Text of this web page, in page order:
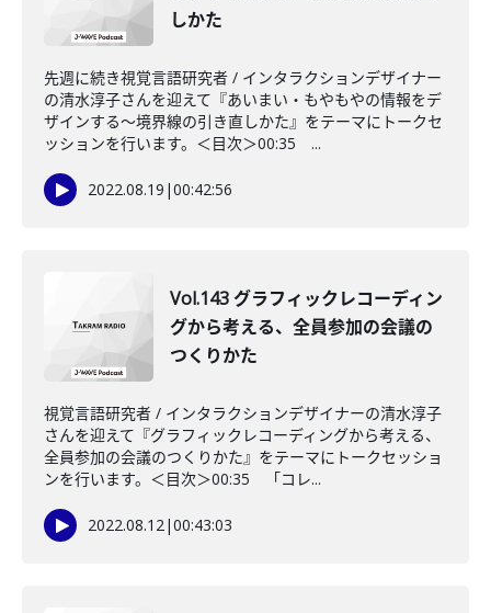
しかた
先週に続き視覚言語研究者 / インタラクションデザイナー
の清水淳子さんを迎えて『あいまい・もやもやの情報をデ
ザインする～境界線の引き直しかた』をテーマにトークセ
ッションを行います。＜目次＞00:35 ...
2022.08.19 |00:42:56
Vol.143 グラフィックレコーディン
グから考える、全員参加の会議の
つくりかた
視覚言語研究者 / インタラクションデザイナーの清水淳子
さんを迎えて『グラフィックレコーディングから考える、
全員参加の会議のつくりかた』をテーマにトークセッショ
ンを行います。＜目次＞00:35 「コレ...
2022.08.12|00:43:03